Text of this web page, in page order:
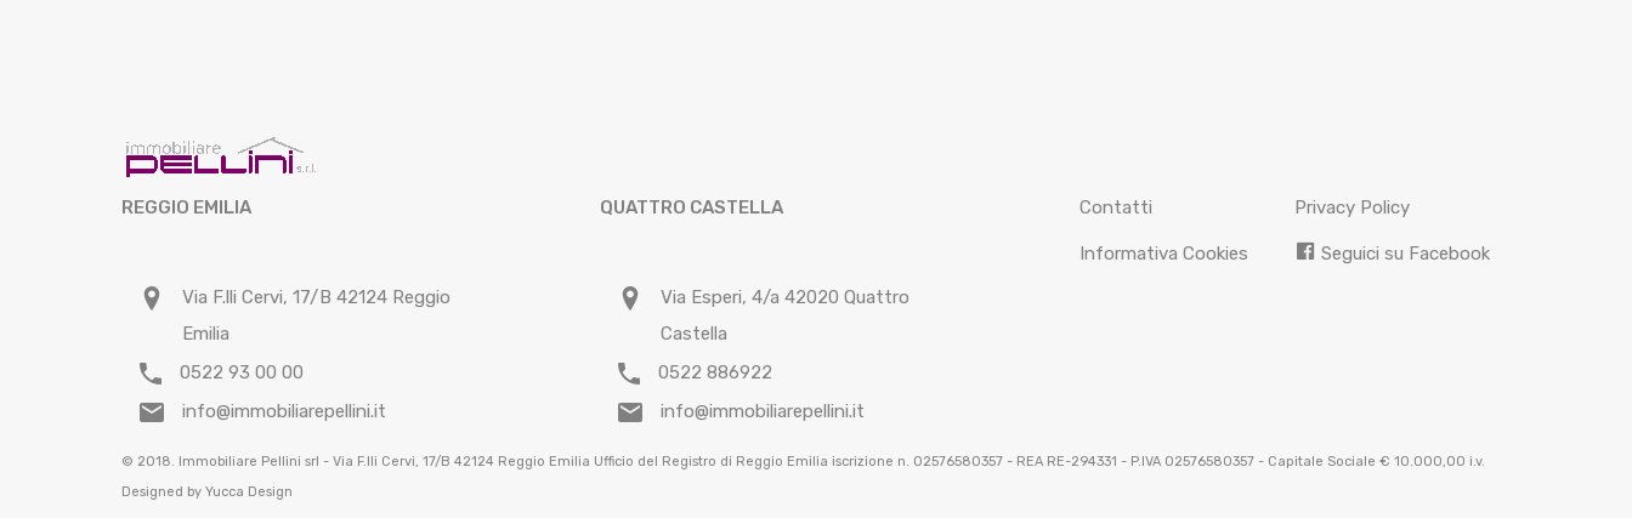
REGGIO EMILIA
Via F.lli Cervi, 17/B 42124 Reggio
Emilia
0522 93 00 00
info@immobiliarepellini.it
QUATTRO CASTELLA
Via Esperi, 4/a 42020 Quattro
Castella
0522 886922
info@immobiliarepellini.it
Contatti Privacy Policy
Informativa Cookies Seguici su Facebook
© 2018. Immobiliare Pellini srl - Via F.lli Cervi, 17/B 42124 Reggio Emilia Ufficio del Registro di Reggio Emilia iscrizione n. 02576580357 - REA RE-294331 - P.IVA 02576580357 - Capitale Sociale € 10.000,00 i.v.
Designed by Yucca Design